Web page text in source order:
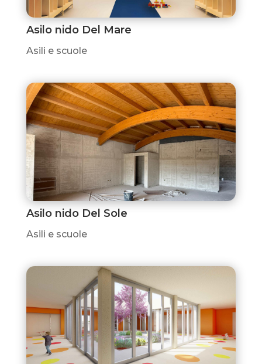
Asilo nido Del Mare
Asili e scuole
Asilo nido Del Sole
Asili e scuole